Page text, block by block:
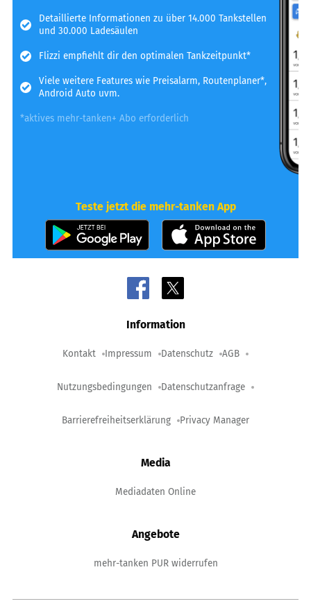
Detaillierte Informationen zu über 14.000 Tankstellen
und 30.000 Ladesäulen
Flizzi empfiehlt dir den optimalen Tankzeitpunkt*
Viele weitere Features wie Preisalarm, Routenplaner*,
Android Auto uvm.
*aktives mehr-tanken+ Abo erforderlich
Teste jetzt die mehr-tanken App
Information
Kontakt Impressum Datenschutz AGB
Nutzungsbedingungen Datenschutzanfrage
Barrierefreiheitserklärung Privacy Manager
Media
Mediadaten Online
Angebote
mehr-tanken PUR widerrufen